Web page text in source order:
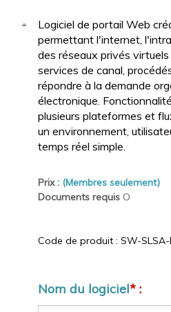
Logiciel de portail Web
permettant l'internet,
des réseaux privés
services de canal,
répondre à la demande
électronique.
plusieurs plateformes et
un environnement,
temps réel simple.
Prix : (Membres seulement)
Documents requis O
Code de produit : SW-
Nom du logiciel* :